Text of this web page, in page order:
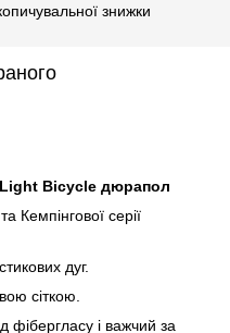
знижки
Light Bicycle дюрапол
Кемпінгової серії
дуг.
сіткою.
фібергласу і важчий за